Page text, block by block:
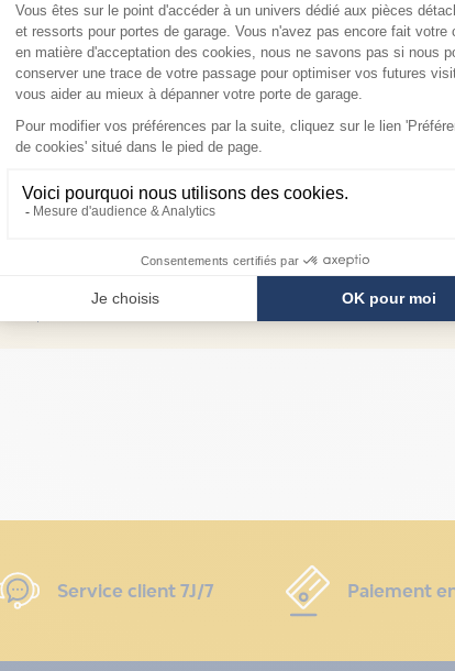
Votre technicien vous guide par téléphone
Service client 7J/7 Paiement